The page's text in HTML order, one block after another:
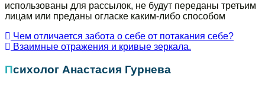
использованы для рассылок, не будут переданы третьим
лицам или преданы огласке каким-либо способом
Навигация
по
Чем отличается забота о себе от потакания себе?
Взаимные отражения и кривые зеркала.
Психолог Анастасия Гурнева